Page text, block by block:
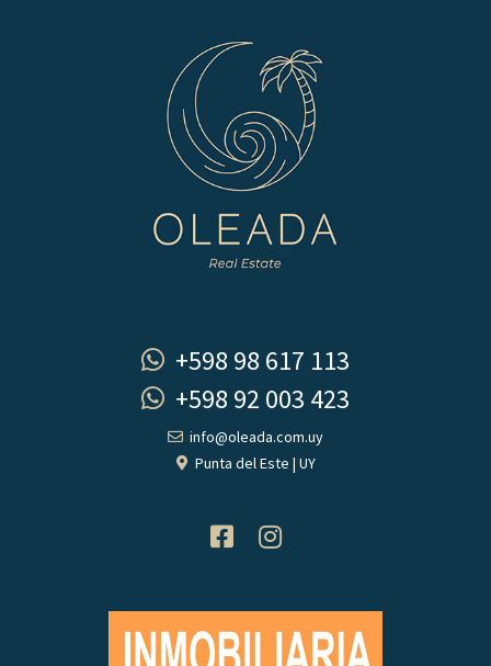
+598 98 617 113
+598 92 003 423
info@oleada.com.uy
Punta del Este | UY